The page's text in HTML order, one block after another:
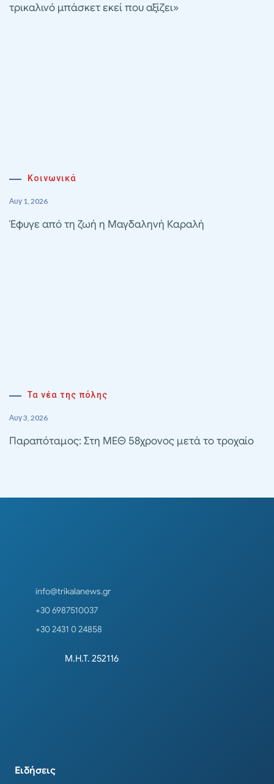
τρικαλινό μπάσκετ εκεί που αξίζει»
Κοινωνικά
Αυγ 1, 2026
Έφυγε από τη ζωή η Μαγδαληνή Καραλή
Τα νέα της πόλης
Αυγ 3, 2026
Παραπόταμος: Στη ΜΕΘ 58χρονος μετά το τροχαίο
info@trikalanews.gr
+30 6987510037
+30 2431 0 24858
Μ.Η.Τ. 252116
Ειδήσεις